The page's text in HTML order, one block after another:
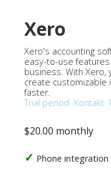
Xero
Xero's accounting
easy-to-use
business. With Xero,
create customizable
faster.
Trial period Kontakt
$20.00 monthly
Phone integration